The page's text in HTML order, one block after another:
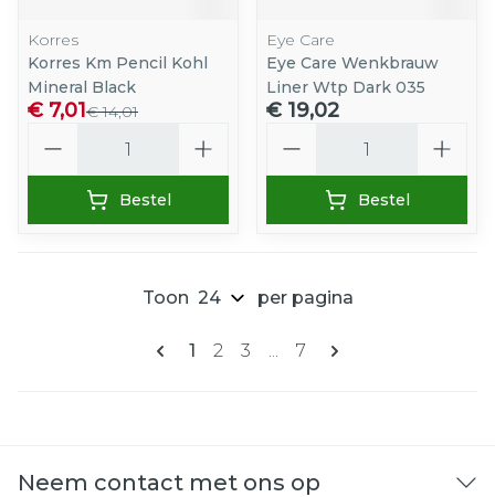
Korres
Korres Km Pencil Kohl
Mineral Black
€ 14,01
€ 7,01
Bestel
Eye Care
Eye Care Wenkbrauw
Liner Wtp Dark 035
€ 19,02
Bestel
Pagina's
U lees momenteel pagina
1 Pagina
2 Pagina
3 ... Pagina
7
Toon per pagina
Neem contact met ons op